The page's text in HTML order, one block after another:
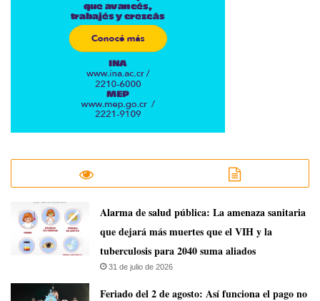
​Alarma de salud pública: La amenaza sanitaria
que dejará más muertes que el VIH y la
tuberculosis para 2040 suma aliados
31 de julio de 2026
Feriado del 2 de agosto: Así funciona el pago no